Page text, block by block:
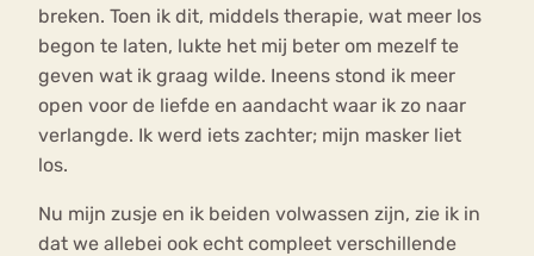
breken. Toen ik dit, middels therapie, wat meer los
begon te laten, lukte het mij beter om mezelf te
geven wat ik graag wilde. Ineens stond ik meer
open voor de liefde en aandacht waar ik zo naar
verlangde. Ik werd iets zachter; mijn masker liet
los.
Nu mijn zusje en ik beiden volwassen zijn, zie ik in
dat we allebei ook echt compleet verschillende